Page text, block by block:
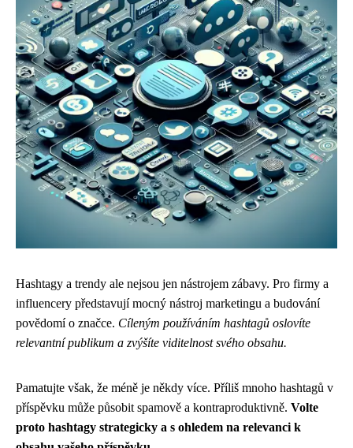
Hashtagy a trendy ale nejsou jen nástrojem zábavy. Pro firmy a
influencery představují mocný nástroj marketingu a budování
povědomí o značce. Cíleným používáním hashtagů oslovíte
relevantní publikum a zvýšíte viditelnost svého obsahu.
Pamatujte však, že méně je někdy více. Příliš mnoho hashtagů v
příspěvku může působit spamově a kontraproduktivně. Volte
proto hashtagy strategicky a s ohledem na relevanci k